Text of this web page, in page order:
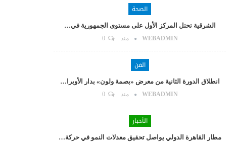
الصحة
الشرقية تحتل المركز الأول على مستوى الجمهورية في…
WEBADMIN منذ 0
الفن
انطلاق الدورة الثانية من معرض «بصمة ولون» بدار الأوبرا…
WEBADMIN منذ 0
الأخبار
مطار القاهرة الدولي يواصل تحقيق معدلات النمو في حركة…